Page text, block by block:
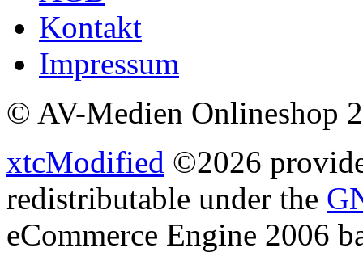
Kontakt
Impressum
© AV-Medien Onlineshop
xtcModified ©2026
redistributable under the
eCommerce Engine 2006